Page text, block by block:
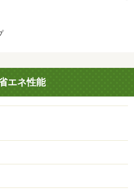
し・駐輪場：有
エネ性能